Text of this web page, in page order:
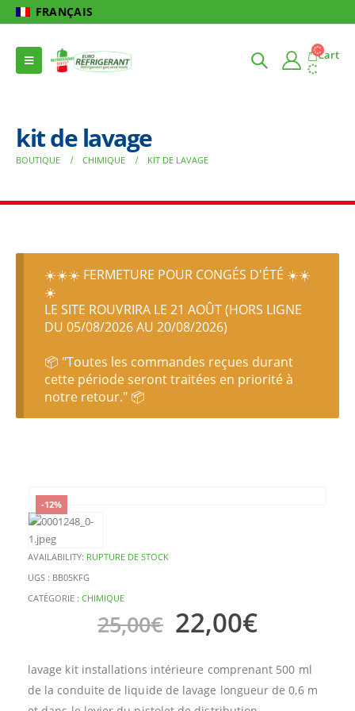
FRANÇAIS
Cart
kit de lavage
BOUTIQUE CHIMIQUE KIT DE LAVAGE
☀️☀️☀️ FERMETURE POUR CONGÉS D'ÉTÉ ☀️☀️
☀️
LE SITE ROUVRIRA LE 21 AOÛT (HORS LIGNE
DU 05/08/2026 AU 20/08/2026)
📦 "Toutes les commandes reçues durant
cette période seront traitées en priorité à
notre retour." 📦
-12%
AVAILABILITY: RUPTURE DE STOCK
UGS : BB05KFG
CATÉGORIE : CHIMIQUE
25,00€ 22,00€
lavage kit installations intérieure comprenant 500 ml
de la conduite de liquide de lavage longueur de 0,6 m